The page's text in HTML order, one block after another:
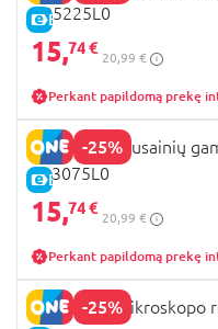
E-KAINA
G05225L0
15,74 €
20,99 €
Perkant papildomą prekę
-25%
E-KAINA
PLAY-DOH sausainių
B03075L0
15,74 €
20,99 €
Perkant papildomą prekę
-25%
PLAY-DOH mikroskopo